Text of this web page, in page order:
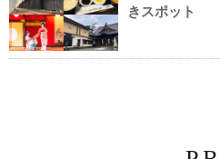
きスポット